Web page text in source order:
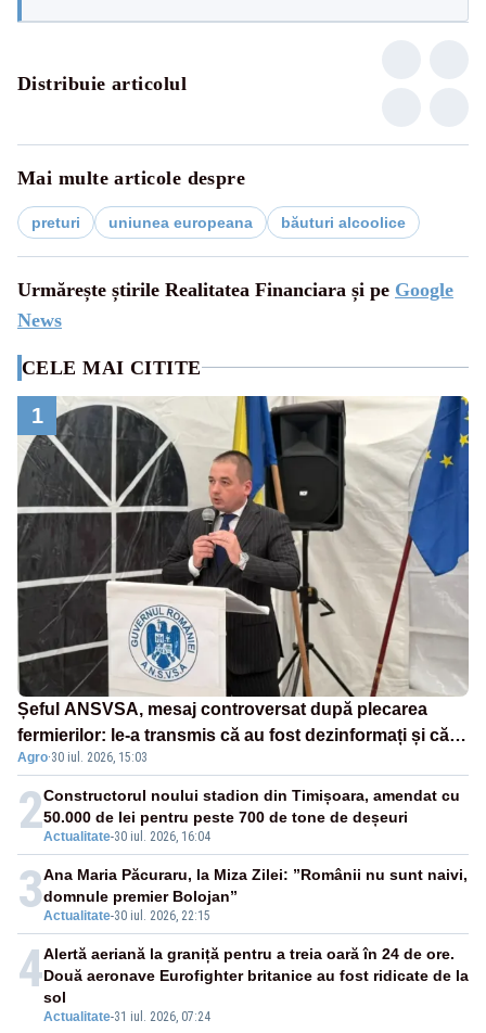
Distribuie articolul
Mai multe articole despre
preturi uniunea europeana băuturi alcoolice
Urmărește știrile Realitatea Financiara și pe Google
News
CELE MAI CITITE
1
Șeful ANSVSA, mesaj controversat după plecarea
fermierilor: le-a transmis că au fost dezinformați și că
nu-și dă demisia
Agro·30 iul. 2026, 15:03
2Actualitate-30 iul. 2026, 16:04
Constructorul noului stadion din Timișoara, amendat cu
50.000 de lei pentru peste 700 de tone de deșeuri
3Actualitate-30 iul. 2026, 22:15
Ana Maria Păcuraru, la Miza Zilei: ”Românii nu sunt naivi,
domnule premier Bolojan”
4
Actualitate-31 iul. 2026, 07:24
Alertă aeriană la graniță pentru a treia oară în 24 de ore.
Două aeronave Eurofighter britanice au fost ridicate de la
sol